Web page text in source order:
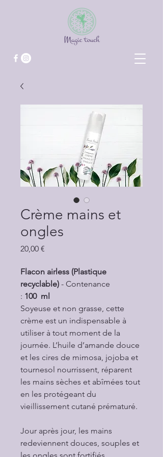
Crème mains et
ongles
20,00 €
Flacon airless (Plastique
recyclable) - Contenance
: 100 ml
Soyeuse et non grasse, cette
crème est un indispensable à
utiliser à tout moment de la
journée. L’huile d’amande douce
et les cires de mimosa, jojoba et
tournesol nourrissent, réparent
les mains sèches et abîmées tout
en les protégeant du
vieillissement cutané prématuré.
Jour après jour, les mains
redeviennent douces, souples et